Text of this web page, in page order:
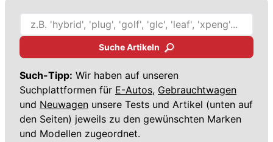
Suche Artikeln
Such-Tipp: Wir haben auf unseren
Suchplattformen für E-Autos, Gebrauchtwagen
und Neuwagen unsere Tests und Artikel (unten auf
den Seiten) jeweils zu den gewünschten Marken
und Modellen zugeordnet.